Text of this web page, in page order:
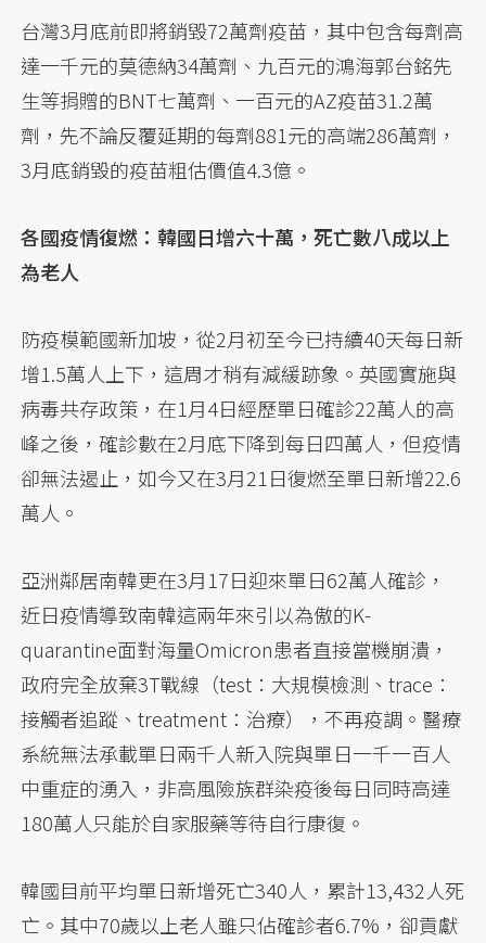
台灣3月底前即將銷毀72萬劑疫苗，其中包含每劑高
達一千元的莫德納34萬劑、九百元的鴻海郭台銘先
生等捐贈的BNT七萬劑、一百元的AZ疫苗31.2萬
劑，先不論反覆延期的每劑881元的高端286萬劑，
3月底銷毀的疫苗粗估價值4.3億。
各國疫情復燃：韓國日增六十萬，死亡數八成以上
為老人
防疫模範國新加坡，從2月初至今已持續40天每日新
增1.5萬人上下，這周才稍有減緩跡象。英國實施與
病毒共存政策，在1月4日經歷單日確診22萬人的高
峰之後，確診數在2月底下降到每日四萬人，但疫情
卻無法遏止，如今又在3月21日復燃至單日新增22.6
萬人。
亞洲鄰居南韓更在3月17日迎來單日62萬人確診，
近日疫情導致南韓這兩年來引以為傲的K-
quarantine面對海量Omicron患者直接當機崩潰，
政府完全放棄3T戰線（test：大規模檢測、trace：
接觸者追蹤、treatment：治療），不再疫調。醫療
系統無法承載單日兩千人新入院與單日一千一百人
中重症的湧入，非高風險族群染疫後每日同時高達
180萬人只能於自家服藥等待自行康復。
韓國目前平均單日新增死亡340人，累計13,432人死
亡。其中70歲以上老人雖只佔確診者6.7%，卻貢獻